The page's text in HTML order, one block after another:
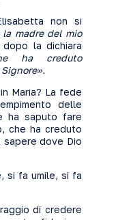
non si
madre del mio
la dichiara
ha creduto
Maria? La fede
delle
ha saputo fare
che ha creduto
sapere dove Dio
si fa umile, si fa
di credere